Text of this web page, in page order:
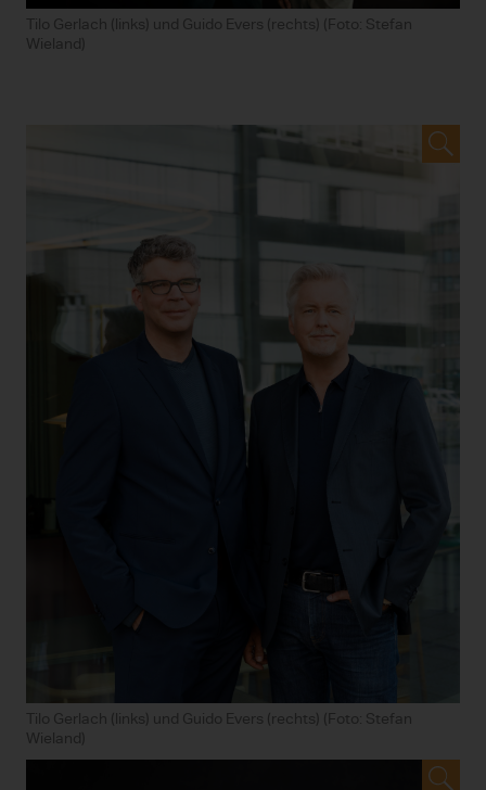
Tilo Gerlach (links) und Guido Evers (rechts) (Foto: Stefan
Wieland)
Tilo Gerlach (links) und Guido Evers (rechts) (Foto: Stefan
Wieland)